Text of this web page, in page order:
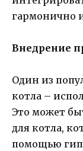
гармонично
Внедрение
Один из
котла –
Это может
для котла,
помощью